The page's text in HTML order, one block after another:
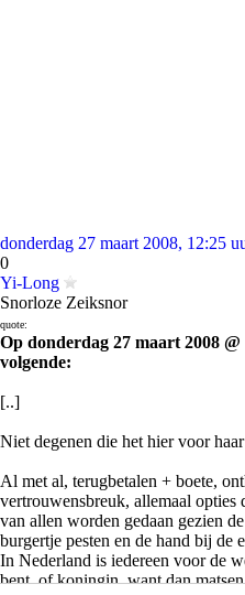
donderdag 27 maart 2008, 12:25
0
Yi-Long
Snorloze Zeiksnor
quote:
Op donderdag 27 maart 2008
volgende:
[..]
Niet degenen die het hier voor
Al met al, terugbetalen + boete,
vertrouwensbreuk, allemaal opties
van allen worden gedaan gezien
burgertje pesten en de hand bij de
In Nederland is iedereen voor de
bent, of koningin, want dan